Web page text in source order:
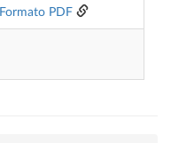
Formato PDF